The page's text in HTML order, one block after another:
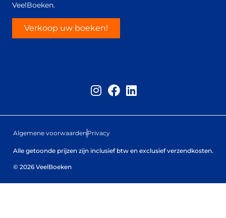
VeelBoeken.
Verkoop uw boeken!
Algemene voorwaarden Privacy
Alle getoonde prijzen zijn inclusief btw en exclusief verzendkosten.
© 2026 VeelBoeken